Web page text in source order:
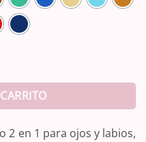
2 en 1 para ojos y labios,